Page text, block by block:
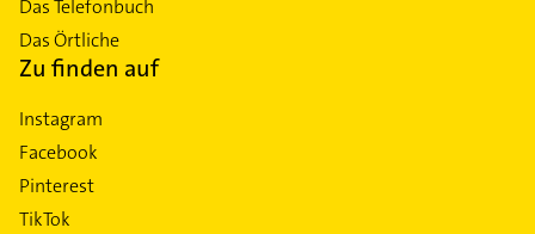
Das Telefonbuch
Das Örtliche
Zu finden auf
Instagram
Facebook
Pinterest
TikTok